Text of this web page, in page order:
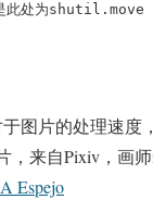
此处为shutil.move
于图片的处理速度
，来自Pixiv，画师
Espejo